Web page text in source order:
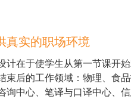
真实的职场环境
计在于使学生从第一节课开
束后的工作领域：物理、食
询中心、笔译与口译中心、